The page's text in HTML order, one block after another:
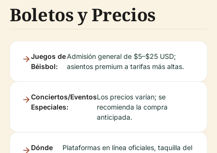
Boletos y Precios
Juegos de
Béisbol:
Admisión general de $5–$25 USD;
asientos premium a tarifas más altas.
Conciertos/Eventos
Especiales:
Los precios varían; se
recomienda la compra
anticipada.
Dónde
Plataformas en línea oficiales, taquilla del